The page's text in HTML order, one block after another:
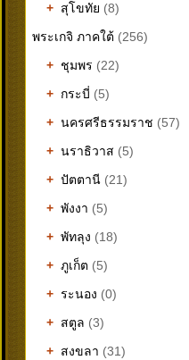
+ สุโขทัย (8)
พระเกจิ ภาคใต้ (256)
+ ชุมพร (22)
+ กระบี่ (5)
+ นครศรีธรรมราช (57)
+ นราธิวาส (5)
+ ปัตตานี (21)
+ พังงา (5)
+ พัทลุง (18)
+ ภูเก็ต (5)
+ ระนอง (0)
+ สตูล (3)
+ สงขลา (31)